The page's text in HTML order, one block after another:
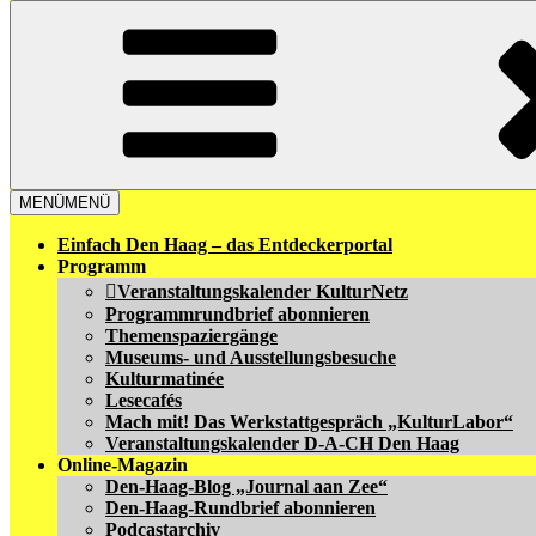
MENÜMENÜ
Einfach Den Haag – das Entdeckerportal
Programm
Veranstaltungskalender KulturNetz
Programmrundbrief abonnieren
Themenspaziergänge
Museums- und Ausstellungsbesuche
Kulturmatinée
Lesecafés
Mach mit! Das Werkstattgespräch „KulturLabor“
Veranstaltungskalender D-A-CH Den Haag
Online-Magazin
Den-Haag-Blog „Journal aan Zee“
Den-Haag-Rundbrief abonnieren
Podcastarchiv